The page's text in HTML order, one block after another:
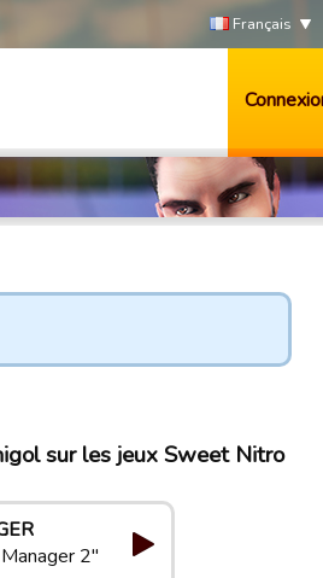
Français
sur les jeux Sweet Nitro
2"